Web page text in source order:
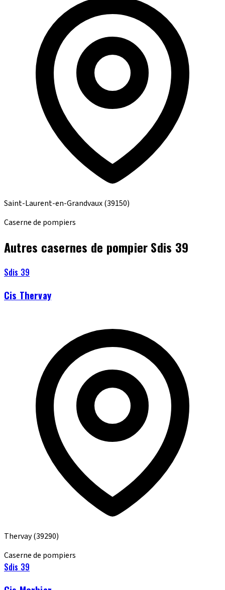
Saint-Laurent-en-Grandvaux(39150)
Caserne de pompiers
Autres casernes de pompier Sdis 39
Sdis 39
Cis Thervay
Thervay(39290)
Caserne de pompiers
Sdis 39